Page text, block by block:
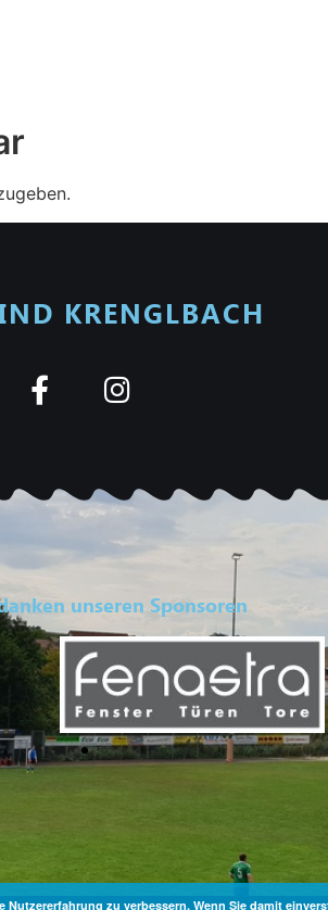
KRENGLBACH
unseren Sponsoren
Nutzererfahrung zu verbessern. Wenn Sie damit